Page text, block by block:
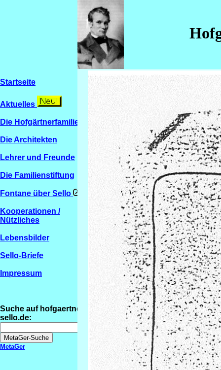
Startseite
Aktuelles
Die Hofgärtnerfamilien
Die Architekten
Lehrer und Freunde
Die Familienstiftung
Fontane über Sello
Kooperationen /
Nützliches
Lebensbilder
Sello-Briefe
Impressum
Suche auf hofgaertner-
sello.de:
MetaGer